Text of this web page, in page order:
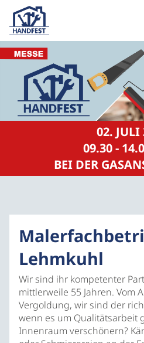
02. JULI
09.30 -
BEI DER
Lehmkuhl
Wir sind ihr kompetenter
mittlerweile 55 Jahren. Vom
Vergoldung, wir sind der
wenn es um Qualitätsarbeit
Innenraum verschönern?